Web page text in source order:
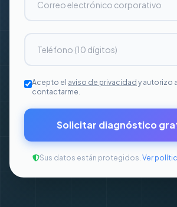
Acepto el aviso de privacidad y autorizo
contactarme.
Solicitar diagnóstico
Sus datos están protegidos. Ver